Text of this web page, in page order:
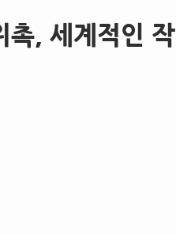
촉, 세계적인 작